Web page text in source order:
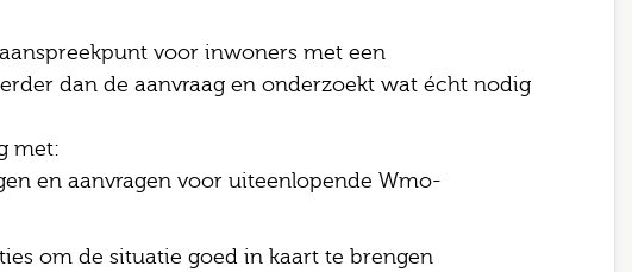
voor inwoners met een
dan de aanvraag en onderzoekt wat écht nodig
met:
en aanvragen voor uiteenlopende Wmo-
om de situatie goed in kaart te brengen
nieuwste vacatures als je een job